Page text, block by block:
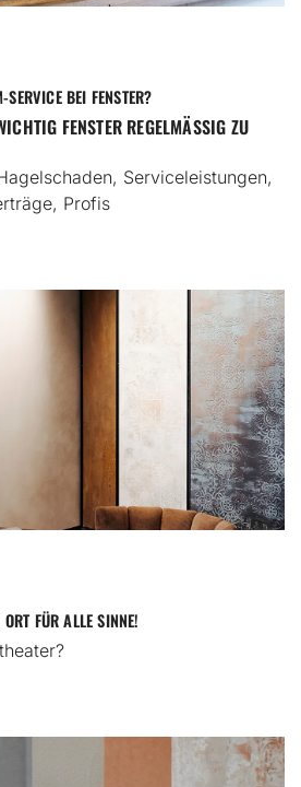
BEI FENSTER?
FENSTER REGELMÄSSIG ZU K
Serviceleistungen,
Profis
FÜR ALLE SINNE!